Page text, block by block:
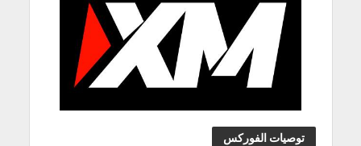
توصيات الفوركس